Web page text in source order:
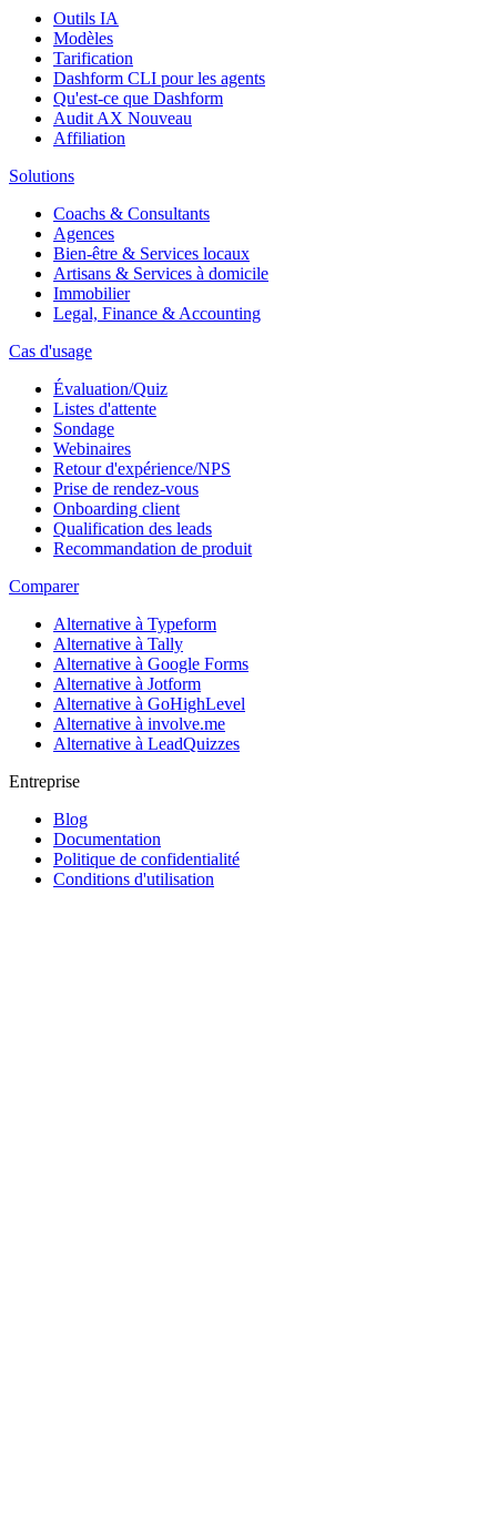
Outils IA
Modèles
Tarification
Dashform CLI pour les agents
Qu'est-ce que Dashform
Audit AX Nouveau
Affiliation
Solutions
Coachs & Consultants
Agences
Bien-être & Services locaux
Artisans & Services à domicile
Immobilier
Legal, Finance & Accounting
Cas d'usage
Évaluation/Quiz
Listes d'attente
Sondage
Webinaires
Retour d'expérience/NPS
Prise de rendez-vous
Onboarding client
Qualification des leads
Recommandation de produit
Comparer
Alternative à Typeform
Alternative à Tally
Alternative à Google Forms
Alternative à Jotform
Alternative à GoHighLevel
Alternative à involve.me
Alternative à LeadQuizzes
Entreprise
Blog
Documentation
Politique de confidentialité
Conditions d'utilisation